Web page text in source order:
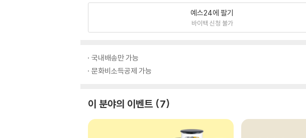
예스24에 팔기
바이백 신청 불가
국내배송만 가능
문화비소득공제 가능
이 분야의 이벤트 7